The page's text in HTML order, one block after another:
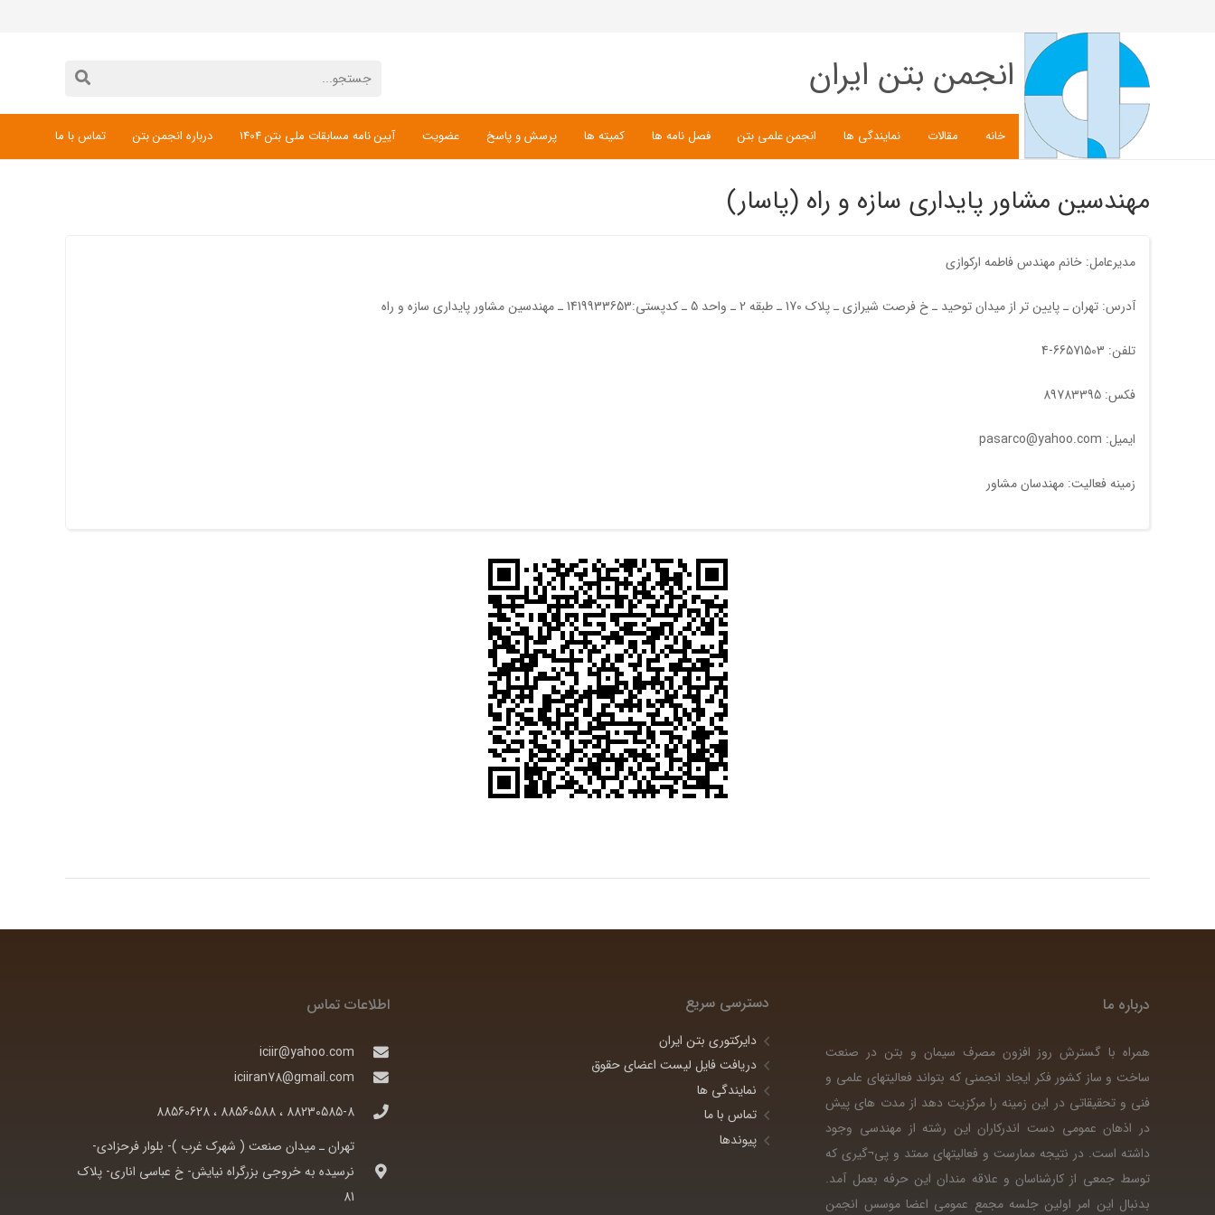
انجمن بتن ایران
خانه مقالات نمایندگی ها انجمن علمی بتن فصل نامه ها کمیته ها پرسش و پاسخ عضویت آیین نامه مسابقات ملی بتن 1404 درباره انجمن بتن تماس با ما
مهندسین مشاور پایداری سازه و راه (پاسار)
مدیرعامل: خانم مهندس فاطمه ارکوازی
آدرس: تهران ـ پایین تر از میدان توحید ـ خ فرصت شیرازی ـ پلاک 170 ـ طبقه 2 ـ واحد 5 ـ کدپستی:1419933653 ـ مهندسین مشاور پایداری سازه و راه
تلفن: 66571503-4
فکس: 89783395
ایمیل: pasarco@yahoo.com
زمینه فعالیت: مهندسان مشاور
درباره ما
همراه با گسترش روز افزون مصرف سیمان و بتن در صنعت
ساخت و ساز کشور فکر ایجاد انجمنی که بتواند فعالیتهای علمی و
فنی و تحقیقاتی در این زمینه را مرکزیت دهد از مدت های پیش
در اذهان عمومی دست اندرکاران این رشته از مهندسی وجود
داشته است. در نتیجه ممارست و فعالیتهای ممتد و پی¬گیری که
توسط جمعی از کارشناسان و علاقه مندان این حرفه بعمل آمد.
بدنبال این امر اولین جلسه مجمع عمومی اعضا موسس انجمن
دسترسی سریع
دایرکتوری بتن ایران
دریافت فایل لیست اعضای حقوق
نمایندگی ها
تماس با ما
پیوندها
اطلاعات تماس
iciir@yahoo.com
iciiran78@gmail.com
88230585-8 ، 88560588 ، 88560628
تهران ـ ميدان صنعت ( شهرک غرب )- بلوار فرحزادی-
نرسيده به خروجی بزرگراه نيايش- خ عباسی اناری- پلاک
81